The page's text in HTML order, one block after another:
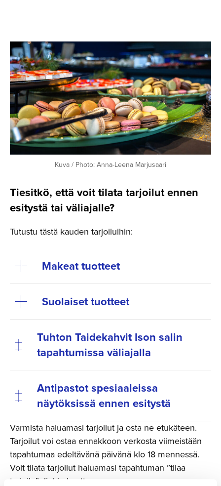
Kuva / Photo: Anna-Leena Marjusaari
Tiesitkö, että voit tilata tarjoilut ennen
esitystä tai väliajalle?
Tutustu tästä kauden tarjoiluihin:
Makeat tuotteet
Suolaiset tuotteet
Tuhton Taidekahvit Ison salin
tapahtumissa väliajalla
Antipastot spesiaaleissa
näytöksissä ennen esitystä
Varmista haluamasi tarjoilut ja osta ne etukäteen.
Tarjoilut voi ostaa ennakkoon verkosta viimeistään
tapahtumaa edeltävänä päivänä klo 18 mennessä.
Voit tilata tarjoilut haluamasi tapahtuman ”tilaa
tarjoilu”- linkin kautta.